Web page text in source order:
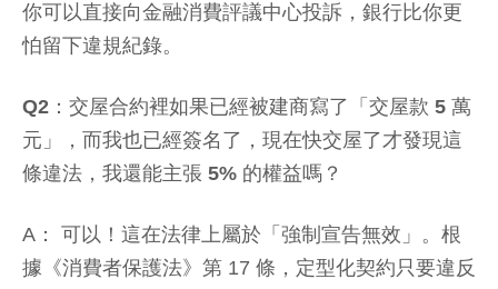
你可以直接向金融消費評議中心投訴，銀行比你更
怕留下違規紀錄。
Q2：交屋合約裡如果已經被建商寫了「交屋款 5 萬
元」，而我也已經簽名了，現在快交屋了才發現這
條違法，我還能主張 5% 的權益嗎？
A： 可以！這在法律上屬於「強制宣告無效」。根
據《消費者保護法》第 17 條，定型化契約只要違反